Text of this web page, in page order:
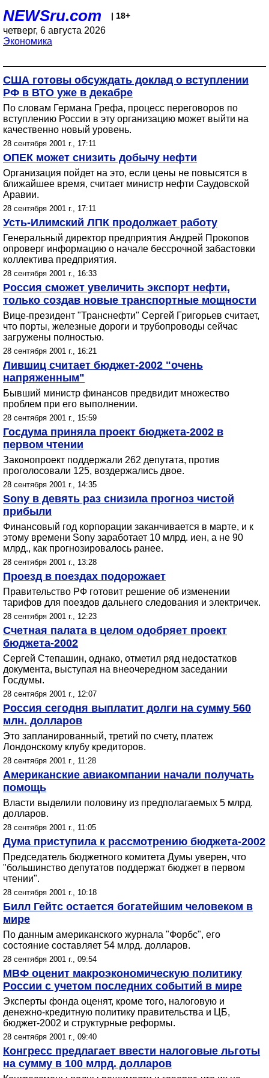
NEWSru.com | 18+
четверг, 6 августа 2026
Экономика
США готовы обсуждать доклад о вступлении
РФ в ВТО уже в декабре
По словам Германа Грефа, процесс переговоров по
вступлению России в эту организацию может выйти на
качественно новый уровень.
28 сентября 2001 г., 17:11
ОПЕК может снизить добычу нефти
Организация пойдет на это, если цены не повысятся в
ближайшее время, считает министр нефти Саудовской
Аравии.
28 сентября 2001 г., 17:11
Усть-Илимский ЛПК продолжает работу
Генеральный директор предприятия Андрей Прокопов
опроверг информацию о начале бессрочной забастовки
коллектива предприятия.
28 сентября 2001 г., 16:33
Россия сможет увеличить экспорт нефти,
только создав новые транспортные мощности
Вице-президент "Транснефти" Сергей Григорьев считает,
что порты, железные дороги и трубопроводы сейчас
загружены полностью.
28 сентября 2001 г., 16:21
Лившиц считает бюджет-2002 "очень
напряженным"
Бывший министр финансов предвидит множество
проблем при его выполнении.
28 сентября 2001 г., 15:59
Госдума приняла проект бюджета-2002 в
первом чтении
Законопроект поддержали 262 депутата, против
проголосовали 125, воздержались двое.
28 сентября 2001 г., 14:35
Sony в девять раз снизила прогноз чистой
прибыли
Финансовый год корпорации заканчивается в марте, и к
этому времени Sony заработает 10 млрд. иен, а не 90
млрд., как прогнозировалось ранее.
28 сентября 2001 г., 13:28
Проезд в поездах подорожает
Правительство РФ готовит решение об изменении
тарифов для поездов дальнего следования и электричек.
28 сентября 2001 г., 12:23
Счетная палата в целом одобряет проект
бюджета-2002
Сергей Степашин, однако, отметил ряд недостатков
документа, выступая на внеочередном заседании
Госдумы.
28 сентября 2001 г., 12:07
Россия сегодня выплатит долги на сумму 560
млн. долларов
Это запланированный, третий по счету, платеж
Лондонскому клубу кредиторов.
28 сентября 2001 г., 11:28
Американские авиакомпании начали получать
помощь
Власти выделили половину из предполагаемых 5 млрд.
долларов.
28 сентября 2001 г., 11:05
Дума приступила к рассмотрению бюджета-2002
Председатель бюджетного комитета Думы уверен, что
"большинство депутатов поддержат бюджет в первом
чтении".
28 сентября 2001 г., 10:18
Билл Гейтс остается богатейшим человеком в
мире
По данным американского журнала "Форбс", его
состояние составляет 54 млрд. долларов.
28 сентября 2001 г., 09:54
МВФ оценит макроэкономическую политику
России с учетом последних событий в мире
Эксперты фонда оценят, кроме того, налоговую и
денежно-кредитную политику правительства и ЦБ,
бюджет-2002 и структурные реформы.
28 сентября 2001 г., 09:40
Конгресс предлагает ввести налоговые льготы
на сумму в 100 млрд. долларов